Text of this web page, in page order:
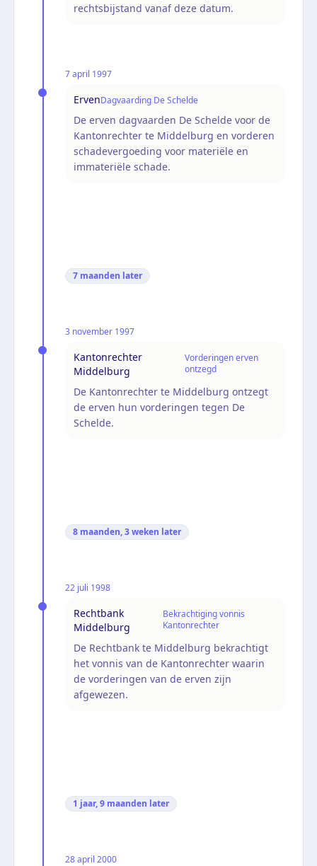
rechtsbijstand vanaf deze datum.
7 april 1997
ErvenDagvaarding De Schelde
De erven dagvaarden De Schelde voor de
Kantonrechter te Middelburg en vorderen
schadevergoeding voor materiële en
immateriële schade.
7 maanden later
3 november 1997
Kantonrechter
Middelburg
Vorderingen erven
ontzegd
De Kantonrechter te Middelburg ontzegt
de erven hun vorderingen tegen De
Schelde.
8 maanden, 3 weken later
22 juli 1998
Rechtbank
Middelburg
Bekrachtiging vonnis
Kantonrechter
De Rechtbank te Middelburg bekrachtigt
het vonnis van de Kantonrechter waarin
de vorderingen van de erven zijn
afgewezen.
1 jaar, 9 maanden later
28 april 2000